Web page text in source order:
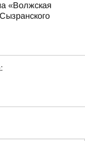
«Волжская